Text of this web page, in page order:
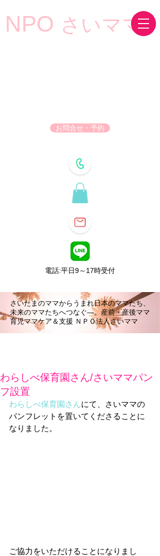
NPO さいママ
お問合せ・予約
電話:平日9～17時受付
さいたまのママからうまれ日本のママたち、
未来のママたちへつなぐ―。産前・産後ママ
育児ママケア＆支援 ＮＰＯ法人さいママ
わらしべ保育園さん/さいママパン
フ設置
わらしべ保育園さんにて、さいママの
パンフレットを置いてくださることに
なりました。
ご協力をいただけることになりまし